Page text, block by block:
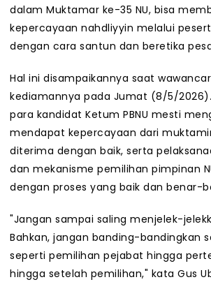
dalam Muktamar ke-35 NU, bisa
kepercayaan nahdliyyin melalui
dengan cara santun dan beretika
Hal ini disampaikannya saat
kediamannya pada Jumat (8/5/
para kandidat Ketum PBNU mesti
mendapat kepercayaan dari
diterima dengan baik, serta
dan mekanisme pemilihan pimpinan
dengan proses yang baik dan benar-
"Jangan sampai saling menjelek-
Bahkan, jangan banding-bandingkan
seperti pemilihan pejabat hingga
hingga setelah pemilihan," kata Gus